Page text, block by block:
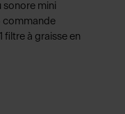
sonore mini
commande
filtre à graisse en